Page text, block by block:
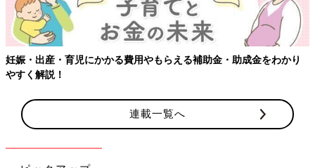
妊娠・出産・育児にかかる費用やもらえる補助金・助成金をわかり
やすく解説！
連載一覧へ